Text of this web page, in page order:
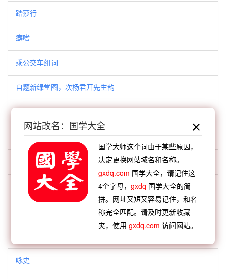
踏莎行
癖嗜
乘公交车组词
自题新绿堂图，次杨君开先生韵
蓬莱旅舍作
心脏病发，住进北大医院，口占四首：
西江月
咏史
网站改名：国学大全
国学大师这个词由于某些原因，
决定更换网站域名和名称。
gxdq.com 国学大全，请记住这
4个字母，gxdq 国学大全的简
拼。网址又短又容易记住，和名
称完全匹配。请及时更新收藏
夹，使用gxdq.com 访问网站。